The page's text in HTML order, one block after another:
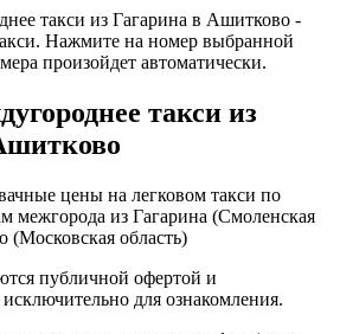
такси из Гагарина в Ашитково -
Нажмите на номер выбранной
произойдет автоматически.
такси из
цены на легковом такси по
межгорода из Гагарина (Смоленская
(Московская область)
публичной офертой и
для ознакомления.